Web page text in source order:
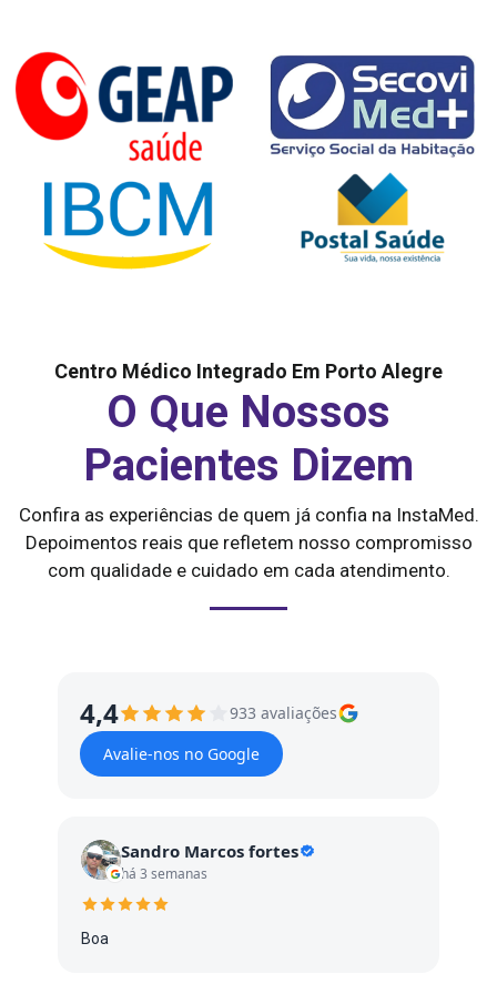
Centro Médico Integrado Em Porto Alegre
O Que Nossos
Pacientes Dizem
Confira as experiências de quem já confia na InstaMed.
Depoimentos reais que refletem nosso compromisso
com qualidade e cuidado em cada atendimento.
4,4
933 avaliações
Avalie-nos no Google
Sandro Marcos fortes
há 3 semanas
Boa